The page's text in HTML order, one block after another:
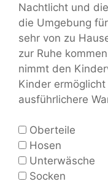
Nachtlicht und
die Umgebung
sehr von zu
zur Ruhe
nimmt den
Kinder
ausführlichere
Oberteile
Hosen
Unterwäsche
Socken